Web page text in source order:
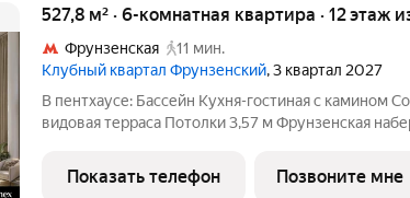
527,8 м² · 6-комнатная квартира · 12 этаж
Фрунзенская
11 мин.
Клубный квартал Фрунзенский, 3 квартал 2027
В пентхаусе: Бассейн Кухня-гостиная с камином Собственная
видовая терраса Потолки 3,57 м Фрунзенская набережная один из
Патриарших. Поблизости нет и не появится
класса:
Показать телефон Позвоните мне